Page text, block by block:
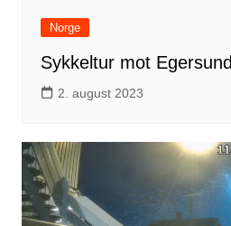
Norge
Sykkeltur mot Egersund
2. august 2023